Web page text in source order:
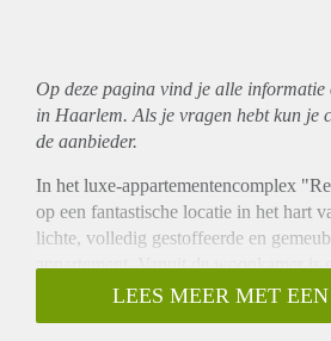
Op deze pagina vind je alle informatie
in Haarlem. Als je vragen hebt kun je
de aanbieder.
In het luxe-appartementencomplex
op een fantastische locatie in het hart
lichte, volledig gestoffeerde en
appartement. Vanuit de woonkamer is
het water van de Nieuwe Gracht. Het
zonnig balkon op het zuid-westen, met
LEES MEER MET